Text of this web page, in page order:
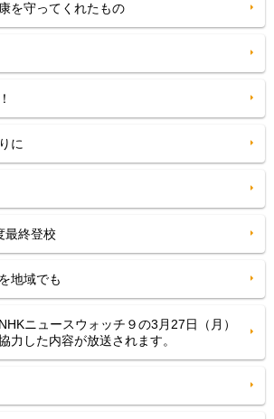
を守ってくれたもの
に
最終登校
地域でも
ニュースウォッチ９の3月27日（月）
力した内容が放送されます。